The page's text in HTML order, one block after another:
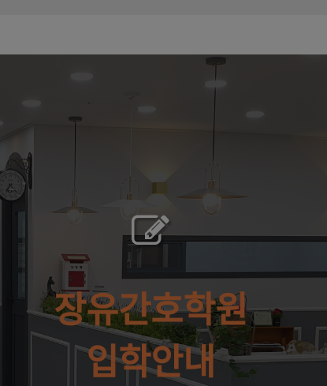
장유간호학원
입학안내